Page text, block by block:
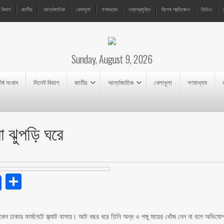
জাতীয় আর্ন্তজাতিক খেলাধুলা গণমাধ্যম তথ্যপ্রযুক্তি বিশেষ প্রতিবেদন ভিডিও
Sunday, August 9, 2026
সংবাদ সিলেট বিভাগ জাতীয় আর্ন্তজাতিক খেলাধুলা গণমাধ্যম
ঝুপড়ি ঘরে
ঢাকার ফার্মগেটে ফ্ল্যাট বাসায়। আট বছর ধরে তিনি অন্ধ ও পঙ্গু মায়ের খোঁজ নেন না বলে